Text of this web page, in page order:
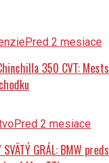
Pred 2 mesiace
350 CVT:
Pred 2 mesiace
SVÄTÝ GRÁL: BMW